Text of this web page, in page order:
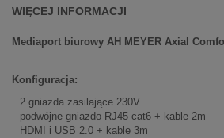
WIĘCEJ INFORMACJI
Mediaport biurowy AH MEYER Axial
Konfiguracja:
2 gniazda zasilające 230V
podwójne gniazdo RJ45 cat6 + kable 2m
HDMI i USB 2.0 + kable 3m